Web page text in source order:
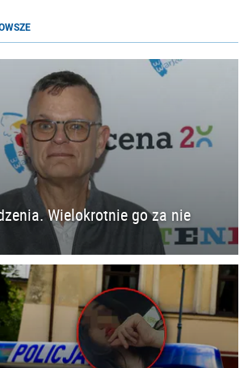
Wielokrotnie go za nie